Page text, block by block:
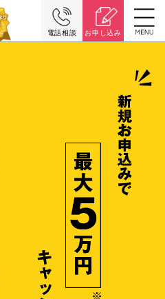
電話相談 お申し込み